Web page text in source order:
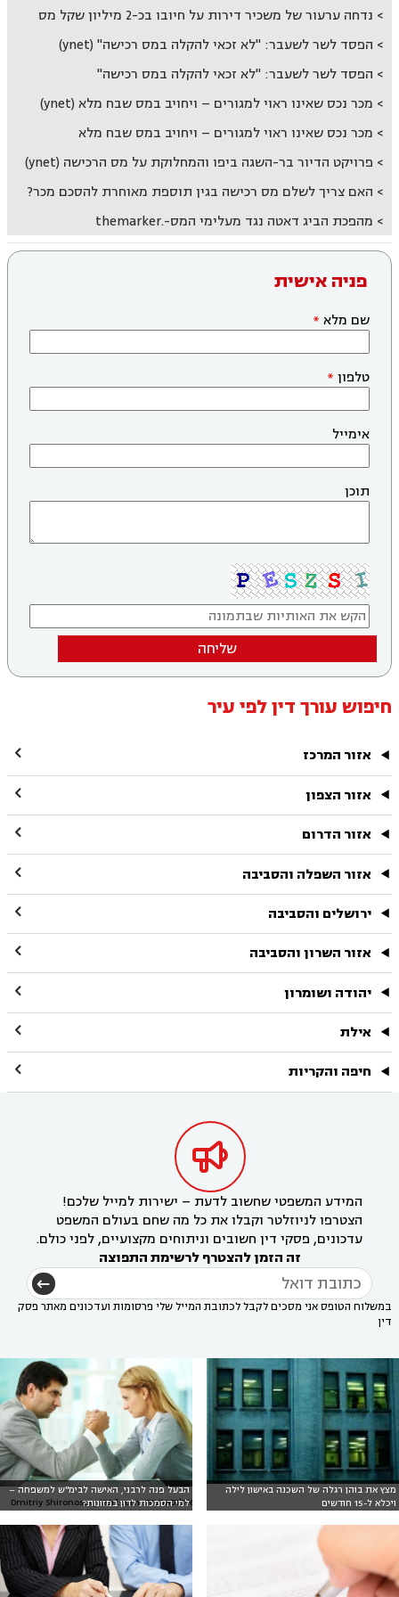
נדחה ערעור של משכיר דירות על חיובו בכ-2 מיליון שקל מס
הפסד לשר לשעבר: "לא זכאי להקלה במס רכישה" (ynet)
הפסד לשר לשעבר: "לא זכאי להקלה במס רכישה"
מכר נכס שאינו ראוי למגורים – ויחויב במס שבח מלא (ynet)
מכר נכס שאינו ראוי למגורים – ויחויב במס שבח מלא
פרויקט הדיור בר-השגה ביפו והמחלוקת על מס הרכישה (ynet)
האם צריך לשלם מס רכישה בגין תוספת מאוחרת להסכם מכר?
מהפכת הביג דאטה נגד מעלימי המס-.themarker
פניה אישית
שם מלא
טלפון
אימייל
תוכן
שליחה
חיפוש עורך דין לפי עיר
אזור המרכז 
אזור הצפון 
אזור הדרום 
אזור השפלה והסביבה 
ירושלים והסביבה 
אזור השרון והסביבה 
יהודה ושומרון 
אילת 
חיפה והקריות 

המידע המשפטי שחשוב לדעת – ישירות למייל שלכם!
הצטרפו לניוזלטר וקבלו את כל מה שחם בעולם המשפט
עדכונים, פסקי דין חשובים וניתוחים מקצועיים, לפני כולם.
זה הזמן להצטרף לרשימת התפוצה
במשלוח הטופס אני מסכים לקבל לכתובת המייל שלי פרסומות ועדכונים מאתר פסק
דין
מצץ את בוהן רגלה של השכנה באישון לילה
ויכלא ל-15 חודשים
הבעל פנה לרבני, האישה לבימ"ש למשפחה –
למי הסמכות לדון במזונות?
אילוסטרציה: Dmitriy Shironosov, 123rf.com